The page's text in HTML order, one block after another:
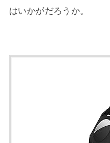
はいかがだろうか。